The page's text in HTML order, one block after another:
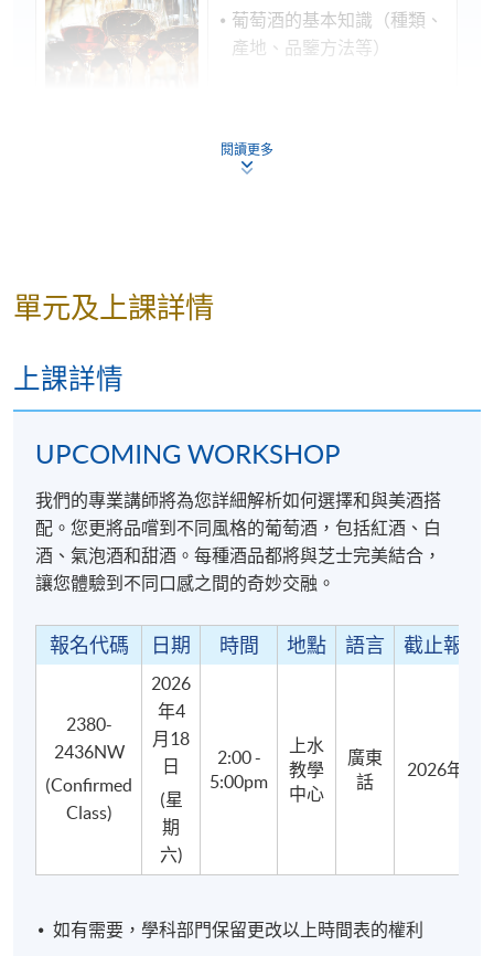
葡萄酒的基本知識（種類、
產地、品鑒方法等）
芝士的基本知識（種類、製
作過程、品鑒方法等）
者將獲得香港大學專業進修學院（HKU SPACE）按香
港大學體制頒發該單一工作坊的「出席證明書」
(Statement Of Attendance)。
教學語言
2380-2436NW
開課日期
2026年4月18日 (星期六)
現時接受報名
地點
上水教學中心
7/F @ SSLC (Sheung Shui Learning Centre)
閱讀更多
單元及上課詳情
上課詳情
UPCOMING WORKSHOP
我們的專業講師將為您詳細解析如何選擇和與美酒搭
配。您更將品嚐到不同風格的葡萄酒，包括紅酒、白
酒、氣泡酒和甜酒。每種酒品都將與芝士完美結合，
讓您體驗到不同口感之間的奇妙交融。
報名代碼 日期 時間 地點 語言 截止報名
2380-
2436NW
(Confirmed
Class)
2026
年4
月18
日
(星
期
六)
2:00 -
5:00pm
上水
教學
中心
廣東
話
2026年4
如有需要，學科部門保留更改以上時間表的權利